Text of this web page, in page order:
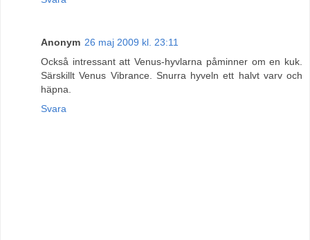
Anonym 26 maj 2009 kl. 23:11
Också intressant att Venus-hyvlarna påminner om en kuk.
Särskillt Venus Vibrance. Snurra hyveln ett halvt varv och
häpna.
Svara